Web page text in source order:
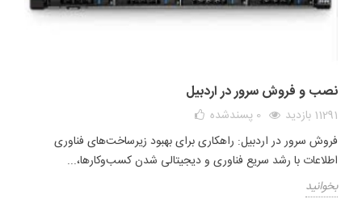
نصب و فروش سرور در اردبیل
11291 بازدید 0 پسندشده
فروش سرور در اردبیل: راهکاری برای بهبود زیرساخت‌های فناوری
اطلاعات با رشد سریع فناوری و دیجیتالی شدن کسب‌وکارها،...
بخوانید